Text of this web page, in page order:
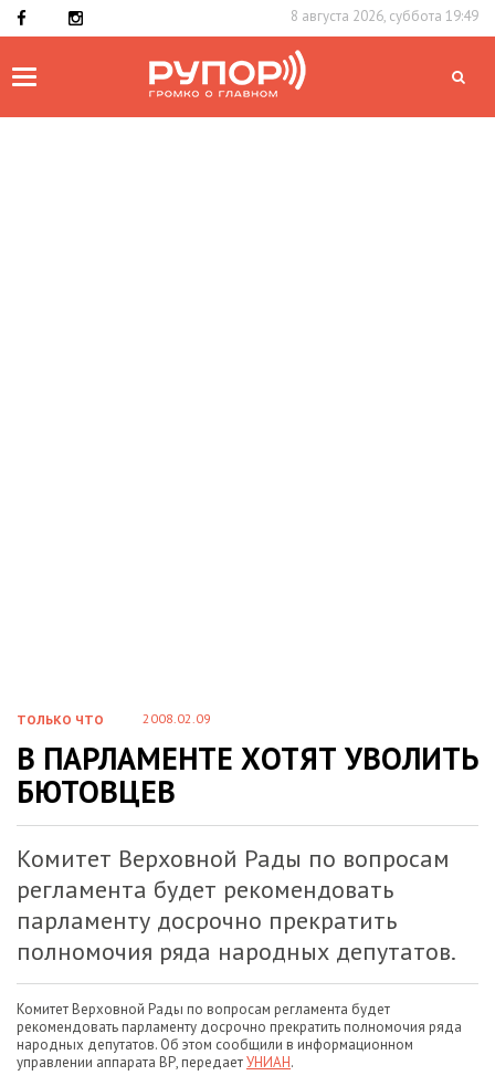
8 августа 2026, суббота 19:49
Toggle
ТОЛЬКО ЧТО 2008.02.09
В ПАРЛАМЕНТЕ ХОТЯТ УВОЛИТЬ
БЮТОВЦЕВ
Комитет Верховной Рады по вопросам
регламента будет рекомендовать
парламенту досрочно прекратить
полномочия ряда народных депутатов.
Комитет Верховной Рады по вопросам регламента будет
рекомендовать парламенту досрочно прекратить полномочия ряда
народных депутатов. Об этом сообщили в информационном
управлении аппарата ВР, передаетУНИАН.